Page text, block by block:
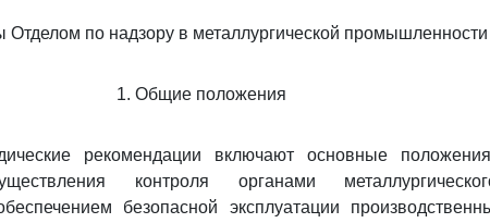
Отделом по надзору в металлургической промышленности
1. Общие положения
рекомендации включают основные
контроля органами
безопасной эксплуатации